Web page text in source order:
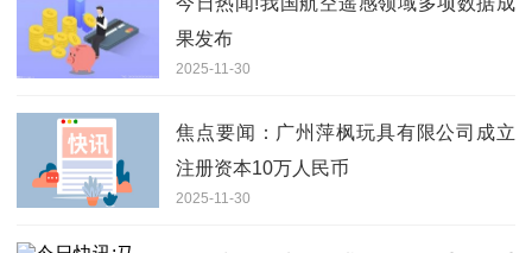
果发布
2025-11-30
焦点要闻：广州萍枫玩具有限公司成立
注册资本10万人民币
2025-11-30